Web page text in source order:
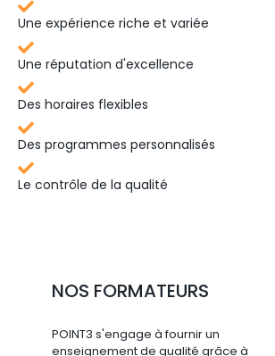
Une expérience riche et variée
Une réputation d'excellence
Des horaires flexibles
Des programmes personnalisés
Le contrôle de la qualité
NOS FORMATEURS
POINT3 s'engage à fournir un
enseignement de qualité grâce à